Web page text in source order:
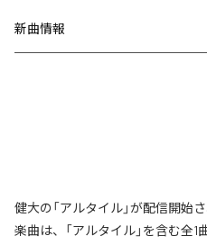
新曲情報
健大の「アルタイル」が配信開始
楽曲は、「アルタイル」を含む全1